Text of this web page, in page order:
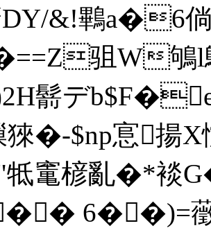
DY/&!鷝
驵W
鬋デb$F�e
猍 �-$np悹
牴竃楌亂�*裧
6��)=